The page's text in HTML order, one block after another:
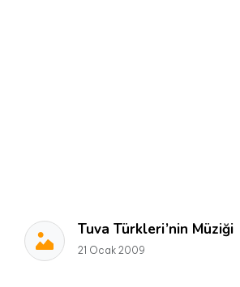
Tuva Türkleri’nin Müziği
21 Ocak 2009